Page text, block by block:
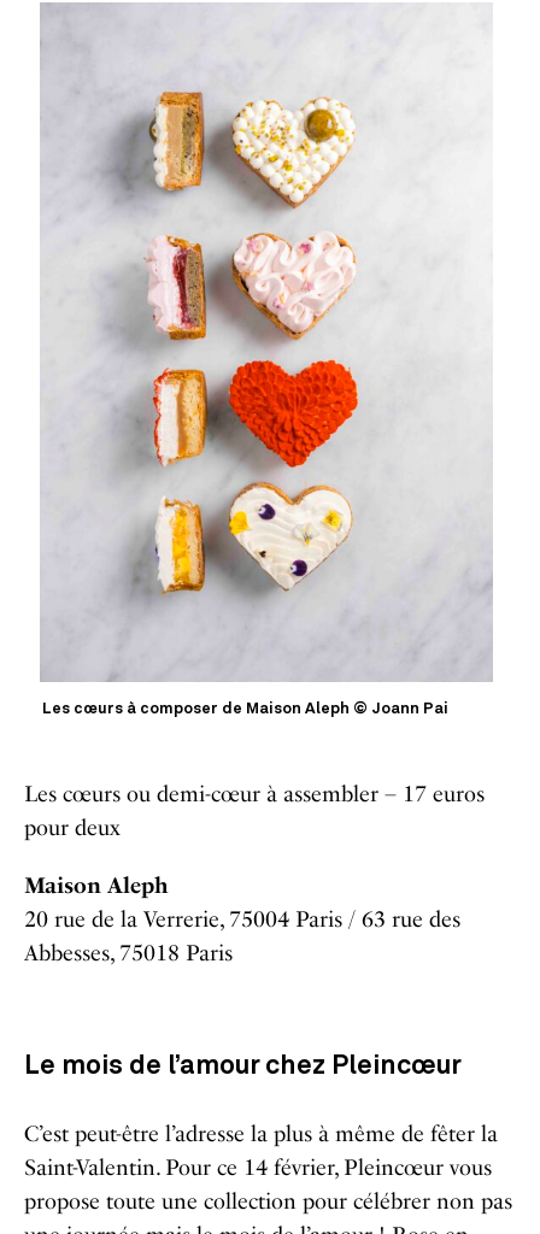
Les cœurs à composer de Maison Aleph © Joann Pai
Les cœurs ou demi-cœur à assembler – 17 euros
pour deux
Maison Aleph
20 rue de la Verrerie, 75004 Paris / 63 rue des
Abbesses, 75018 Paris
Le mois de l’amour chez Pleincœur
C’est peut-être l’adresse la plus à même de fêter la
Saint-Valentin. Pour ce 14 février, Pleincœur vous
propose toute une collection pour célébrer non pas